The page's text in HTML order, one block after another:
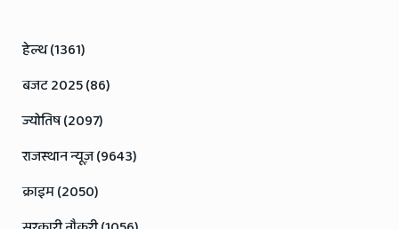
हेल्थ (1361)
बजट 2025 (86)
ज्योतिष (2097)
राजस्थान न्यूज़ (9643)
क्राइम (2050)